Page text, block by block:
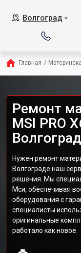
Волгоград ▼
Главная /
Ремонт
MSI PRO
Нужен ремонт
Волгограде наш
решения. Мы
Мси, обеспечивая
оборудования с
специалисты
оригинальные
работало как новое.